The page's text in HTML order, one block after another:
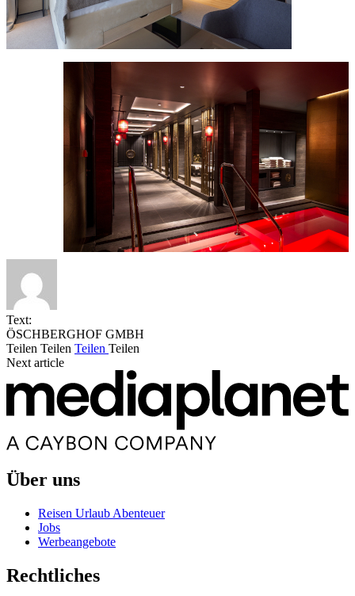
Text:
ÖSCHBERGHOF GMBH
Teilen Teilen Teilen Teilen
Next article
Über uns
Reisen Urlaub Abenteuer
Jobs
Werbeangebote
Rechtliches